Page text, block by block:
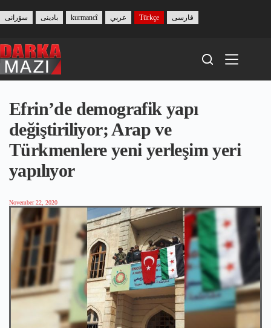
content
بادینی سۆرانی kurmancî عربي Türkçe فارسی
Efrin’de demografik yapı
değiştiriliyor; Arap ve
Türkmenlere yeni yerleşim yeri
yapılıyor
November 22, 2020